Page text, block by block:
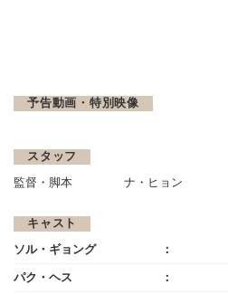
予告動画・特別映像
スタッフ
監督・脚本 ナ・ヒョン
キャスト
ソル・ギョング
パク・ヘス